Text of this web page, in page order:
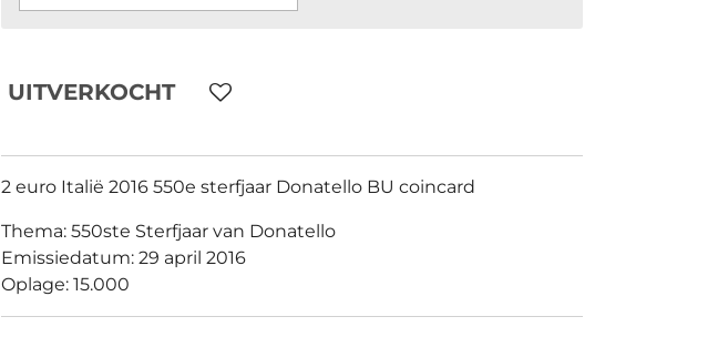
UITVERKOCHT
2 euro Italië 2016 550e sterfjaar Donatello BU coincard
Thema: 550ste Sterfjaar van Donatello
Emissiedatum: 29 april 2016
Oplage: 15.000